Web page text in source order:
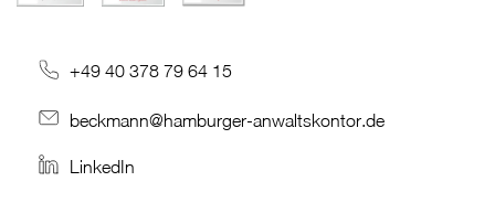
+49 40 378 79 64 15
beckmann@hamburger-anwaltskontor.de
LinkedIn